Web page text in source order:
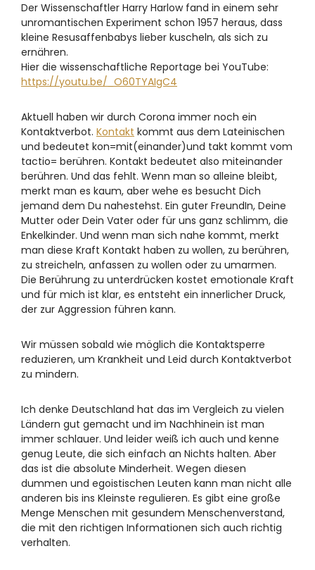
Der Wissenschaftler Harry Harlow fand in einem sehr
unromantischen Experiment schon 1957 heraus, dass
kleine Resusaffenbabys lieber kuscheln, als sich zu
ernähren.
Hier die wissenschaftliche Reportage bei YouTube:
https://youtu.be/_O60TYAIgC4
Aktuell haben wir durch Corona immer noch ein
Kontaktverbot. Kontakt kommt aus dem Lateinischen
und bedeutet kon=mit(einander)und takt kommt vom
tactio= berühren. Kontakt bedeutet also miteinander
berühren. Und das fehlt. Wenn man so alleine bleibt,
merkt man es kaum, aber wehe es besucht Dich
jemand dem Du nahestehst. Ein guter FreundIn, Deine
Mutter oder Dein Vater oder für uns ganz schlimm, die
Enkelkinder. Und wenn man sich nahe kommt, merkt
man diese Kraft Kontakt haben zu wollen, zu berühren,
zu streicheln, anfassen zu wollen oder zu umarmen.
Die Berührung zu unterdrücken kostet emotionale Kraft
und für mich ist klar, es entsteht ein innerlicher Druck,
der zur Aggression führen kann.
Wir müssen sobald wie möglich die Kontaktsperre
reduzieren, um Krankheit und Leid durch Kontaktverbot
zu mindern.
Ich denke Deutschland hat das im Vergleich zu vielen
Ländern gut gemacht und im Nachhinein ist man
immer schlauer. Und leider weiß ich auch und kenne
genug Leute, die sich einfach an Nichts halten. Aber
das ist die absolute Minderheit. Wegen diesen
dummen und egoistischen Leuten kann man nicht alle
anderen bis ins Kleinste regulieren. Es gibt eine große
Menge Menschen mit gesundem Menschenverstand,
die mit den richtigen Informationen sich auch richtig
verhalten.